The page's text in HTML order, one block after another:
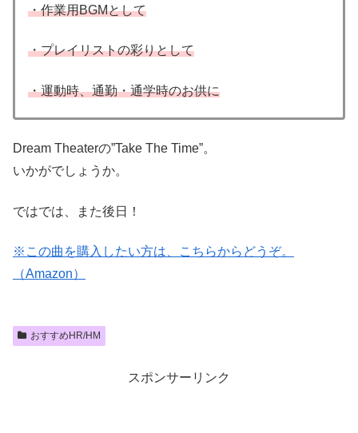
・作業用BGMとして
・プレイリストの彩りとして
・運動時、通勤・通学時のお供に
Dream Theaterの”Take The Time”。
いかがでしょうか。
ではでは、また後日！
※この曲を購入したい方は、こちらからどうぞ。
（Amazon）
おすすめHR/HM
スポンサーリンク